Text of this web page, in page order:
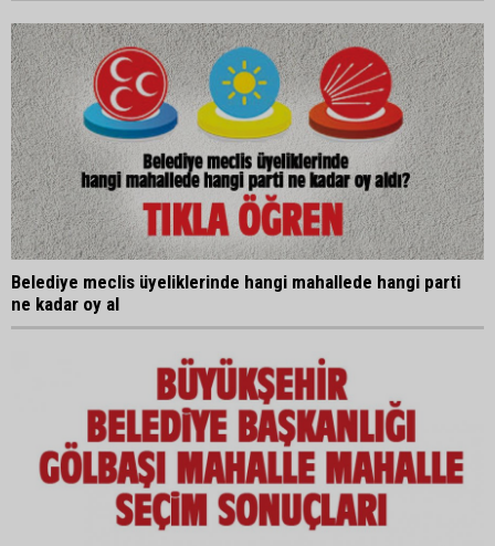
Belediye meclis üyeliklerinde hangi mahallede hangi parti
ne kadar oy al